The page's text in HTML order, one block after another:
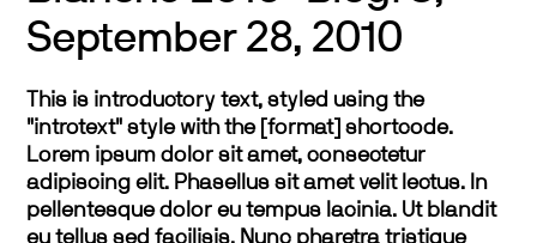
September 28, 2010
This is introductory text, styled using the
"introtext" style with the [format] shortcode.
Lorem ipsum dolor sit amet, consectetur
adipiscing elit. Phasellus sit amet velit lectus. In
pellentesque dolor eu tempus lacinia. Ut blandit
eu tellus sed facilisis. Nunc pharetra tristique